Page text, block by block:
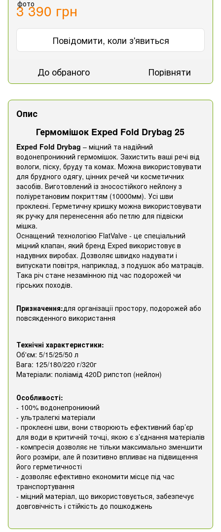
3 390 грн
Повідомити, коли з'явиться
До обраного Порівняти
Опис
Гермомішок Exped Fold Drybag 25
Exped Fold Drybag – міцний та надійний
водонепроникний гермомішок. Захистить ваші речі від
вологи, піску, бруду та комах. Можна використовувати
для брудного одягу, цінних речей чи косметичних
засобів. Виготовлений із зносостійкого нейлону з
поліуретановим покриттям (10000мм). Усі шви
проклеєні. Герметичну кришку можна використовувати
як ручку для перенесення або петлю для підвіски
мішка.
Оснащений технологією FlatValve - це спеціальний
міцний клапан, який бренд Exped використовує в
надувних виробах. Дозволяє швидко надувати і
випускати повітря, наприклад, з подушок або матраців.
Така річ стане незамінною під час подорожей чи
гірських походів.
Призначення:для організації простору, подорожей або
повсякденного використання
Технічні характеристики:
Об'єм: 5/15/25/50 л
Вага: 125/180/220 г/320г
Матеріали: поліамід 420D рипстоп (нейлон)
Особливості:
- 100% водонепроникний
- ультралегкі матеріали
- проклеєні шви, вони створюють ефективний бар’єр
для води в критичній точці, якою є з’єднання матеріалів
- компресія дозволяє не тільки максимально зменшити
його розміри, але й позитивно впливає на підвищення
його герметичності
- дозволяє ефективно економити місце під час
транспортування
- міцний матеріал, що використовується, забезпечує
довговічність і стійкість до пошкоджень